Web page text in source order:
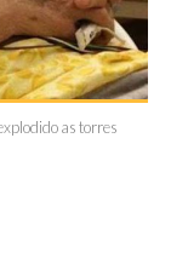
as torres